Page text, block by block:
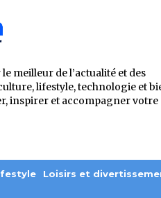
meilleur de l’actualité et des
lifestyle, technologie et
inspirer et accompagner votre
Loisirs et